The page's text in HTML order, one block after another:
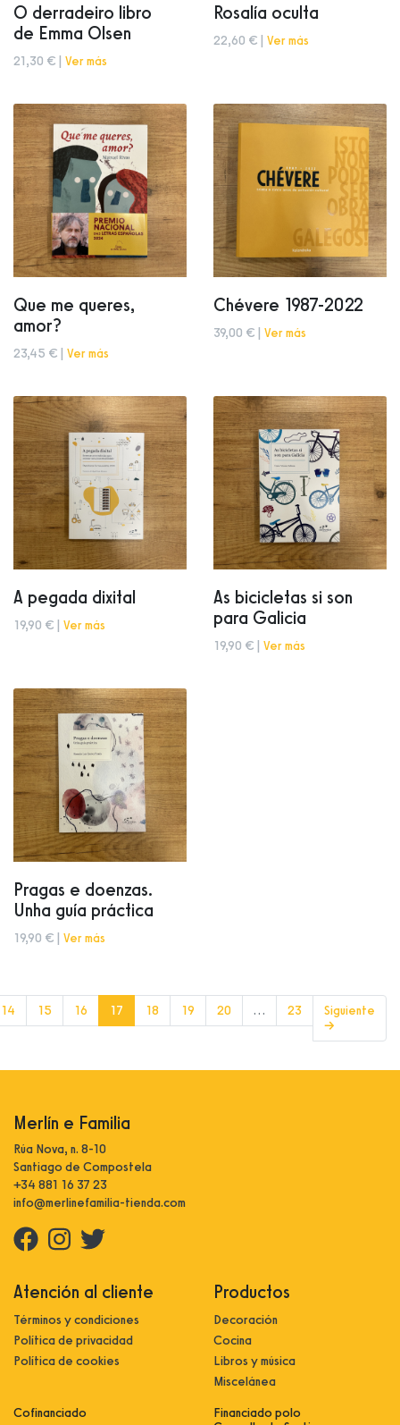
O derradeiro libro
de Emma Olsen
21,30 € | Ver más
Rosalía oculta
22,60 € | Ver más
Que me queres,
amor?
23,45 € | Ver más
Chévere 1987-2022
39,00 € | Ver más
A pegada dixital
19,90 € | Ver más
As bicicletas si son
para Galicia
19,90 € | Ver más
Pragas e doenzas.
Unha guía práctica
19,90 € | Ver más
14 15 16 17 (current)
18 19 20 … 23
Siguiente
→
Merlín e Familia
Rúa Nova, n. 8-10
Santiago de Compostela
+34 881 16 37 23
info@merlinefamilia-tienda.com
Atención al cliente
Términos y condiciones
Política de privacidad
Política de cookies
Productos
Decoración
Cocina
Libros y música
Miscelánea
Cofinanciado
Financiado polo